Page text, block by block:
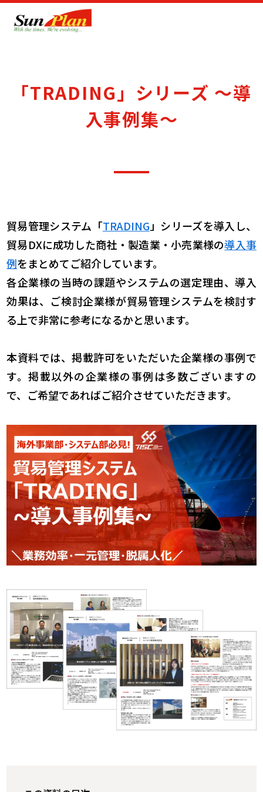
「TRADING」シリーズ ～導
入事例集～
貿易管理システム「TRADING」シリーズを導入し、
貿易DXに成功した商社・製造業・小売業様の導入事
例をまとめてご紹介しています。
各企業様の当時の課題やシステムの選定理由、導入
効果は、ご検討企業様が貿易管理システムを検討す
る上で非常に参考になるかと思います。
本資料では、掲載許可をいただいた企業様の事例で
す。掲載以外の企業様の事例は多数ございますの
で、ご希望であればご紹介させていただきます。